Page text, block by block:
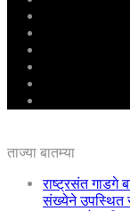
ताज्या बातम्या
राष्ट्रसंत गाडगे
संख्येने उपस्थित